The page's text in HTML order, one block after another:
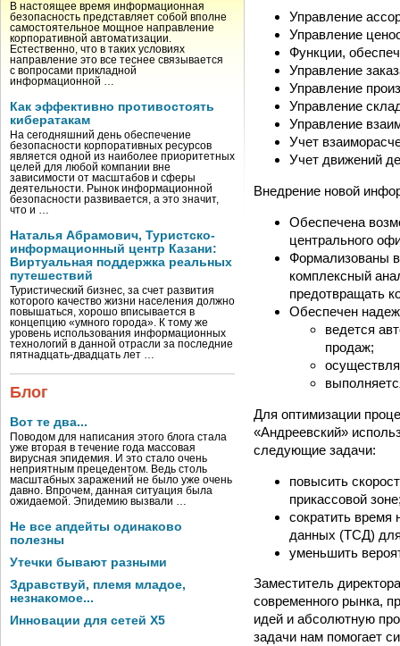
В настоящее время информационная
безопасность представляет собой вполне
самостоятельное мощное направление
корпоративной автоматизации.
Естественно, что в таких условиях
направление это все теснее связывается
с вопросами прикладной
информационной …
Как эффективно противостоять
кибератакам
На сегодняшний день обеспечение
безопасности корпоративных ресурсов
является одной из наиболее приоритетных
целей для любой компании вне
зависимости от масштабов и сферы
деятельности. Рынок информационной
безопасности развивается, а это значит,
что и …
Наталья Абрамович, Туристско-
информационный центр Казани:
Виртуальная поддержка реальных
путешествий
Туристический бизнес, за счет развития
которого качество жизни населения должно
повышаться, хорошо вписывается в
концепцию «умного города». К тому же
уровень использования информационных
технологий в данной отрасли за последние
пятнадцать-двадцать лет …
Блог
Вот те два...
Поводом для написания этого блога стала
уже вторая в течение года массовая
вирусная эпидемия. И это стало очень
неприятным прецедентом. Ведь столь
масштабных заражений не было уже очень
давно. Впрочем, данная ситуация была
ожидаемой. Эпидемию вызвали …
Не все апдейты одинаково
полезны
Утечки бывают разными
Здравствуй, племя младое,
незнакомое...
Инновации для сетей X5
Управление
Управление
Функции,
Управление
Управление
Управление
Управление
Учет
Учет движений
Внедрение новой
Обеспечена
центрального
Формализованы
комплексный
предотвращать
Обеспечен
ведется
продаж;
Для оптимизации
«Андреевский»
следующие задачи:
повысить
прикассовой
сократить время
данных (ТСД) для
уменьшить
Заместитель
современного рынка,
идей и абсолютную
задачи нам помогает